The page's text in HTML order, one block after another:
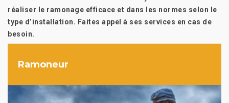
réaliser le ramonage efficace et dans les normes selon le
type d’installation. Faites appel à ses services en cas de
besoin.
Ramoneur